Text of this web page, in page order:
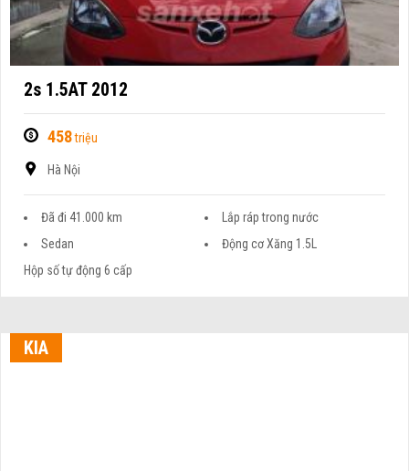
2s 1.5AT 2012
458triệu
Hà Nội
Đã đi 41.000 km
Lắp ráp trong nước
Sedan
Động cơ Xăng 1.5L
Hộp số tự động 6 cấp
KIA